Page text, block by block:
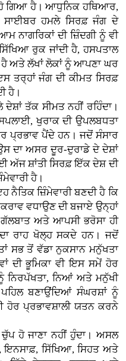
ਹੋ ਗਿਆ ਹੈ। ਆਧੁਨਿਕ ਹਥਿਆਰ,
ਸਾਈਬਰ ਹਮਲੇ ਸਿਰਫ਼ ਜੰਗ ਦੇ
ਨਾਗਰਿਕਾਂ ਦੀ ਜ਼ਿੰਦਗੀ ਨੂੰ ਵੀ
ਰੁਕ ਜਾਂਦੀ ਹੈ, ਹਸਪਤਾਲ
ਹੈ ਅਤੇ ਲੱਖਾਂ ਲੋਕਾਂ ਨੂੰ ਆਪਣਾ ਘਰ
ਤਰ੍ਹਾਂ ਜੰਗ ਦੀ ਕੀਮਤ ਸਿਰਫ਼
ਹੈ।
ਤੱਕ ਸੀਮਤ ਨਹੀਂ ਰਹਿੰਦਾ।
ਖੁਰਾਕ ਦੀ ਉਪਲਬਧਤਾ
ਪ੍ਰਭਾਵ ਪੈਂਦੇ ਹਨ। ਜਦੋਂ ਸੰਸਾਰ
ਦਾ ਅਸਰ ਦੂਰ-ਦੁਰਾਡੇ ਦੇ ਦੇਸ਼ਾਂ
ਅੱਜ ਸ਼ਾਂਤੀ ਸਿਰਫ਼ ਇੱਕ ਦੇਸ਼ ਦੀ
ਹੈ।
ਜ਼ਿੰਮੇਵਾਰੀ ਬਣਦੀ ਹੈ ਕਿ
ਵਧਾਉਣ ਦੀ ਬਜਾਏ ਉਨ੍ਹਾਂ
ਅਤੇ ਆਪਸੀ ਭਰੋਸਾ ਹੀ
ਰਾਹ ਖੋਲ੍ਹ ਸਕਦੇ ਹਨ। ਜਦੋਂ
ਸਭ ਤੋਂ ਵੱਡਾ ਨੁਕਸਾਨ ਮਨੁੱਖਤਾ
ਦੀ ਭੂਮਿਕਾ ਵੀ ਇਸ ਸਮੇਂ ਹੋਰ
ਨਿਰਪੱਖਤਾ, ਨਿਆਂ ਅਤੇ ਮਨੁੱਖੀ
ਬਣਾਉਂਦਿਆਂ ਸੰਘਰਸ਼ਾਂ ਨੂੰ
ਹੋਰ ਪ੍ਰਭਾਵਸ਼ਾਲੀ ਯਤਨ ਕਰਨੇ
ਹੋ ਜਾਣਾ ਨਹੀਂ ਹੁੰਦਾ। ਅਸਲ
ਇਨਸਾਫ਼, ਸਿੱਖਿਆ, ਸਿਹਤ ਅਤੇ